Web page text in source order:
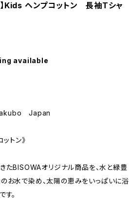
】Kids ヘンプコットン 長袖Tシャ
available
Japan
トン》
たBISOWAオリジナル商品を、水と緑豊
お水で染め、太陽の恵みをいっぱいに浴
す。